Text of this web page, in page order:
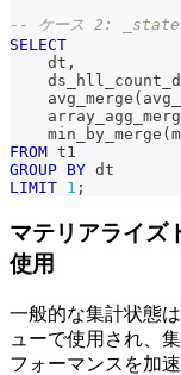
-- ケース 2: _state コ
SELECT
    dt
,
    avg_merge
(
    min_by_merge
(
FROM t1
GROUP BY dt
LIMIT 1 ;
マテリアライズ
使用
一般的な集計状態
ューで使用され、
フォーマンスを加速